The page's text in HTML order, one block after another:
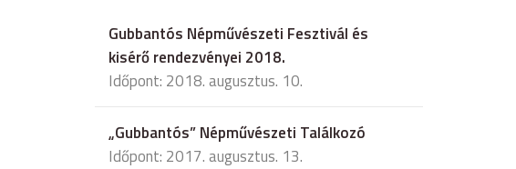
Gubbantós Népművészeti Fesztivál és
kisérő rendezvényei 2018.
Időpont: 2018. augusztus. 10.
„Gubbantós” Népművészeti Találkozó
Időpont: 2017. augusztus. 13.